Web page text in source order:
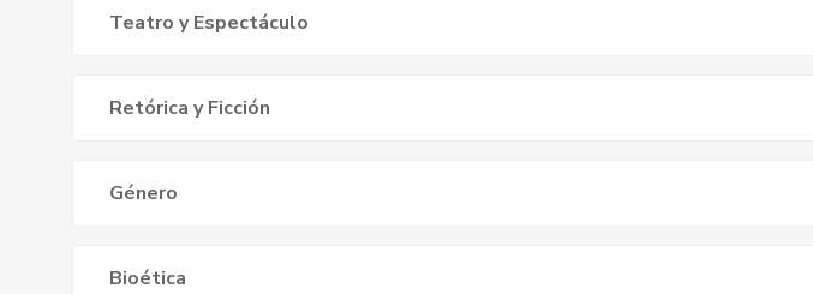
Teatro y Espectáculo
Retórica y Ficción
Género
Bioética